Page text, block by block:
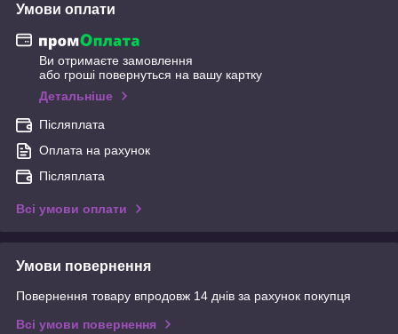
Умови оплати
Ви отримаєте замовлення
або гроші повернуться на вашу картку
Детальніше
Післяплата
Оплата на рахунок
Післяплата
Всі умови оплати
Умови повернення
Повернення товару впродовж 14 днів за рахунок покупця
Всі умови повернення